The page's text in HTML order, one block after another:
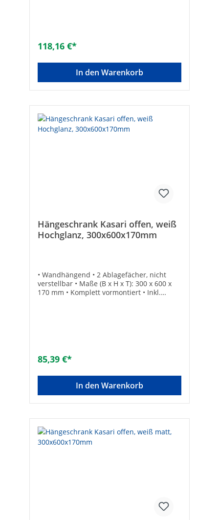
118,16 €*
In den Warenkorb
Hängeschrank Kasari offen, weiß
Hochglanz, 300x600x170mm
• Wandhängend • 2 Ablagefächer, nicht
verstellbar • Maße (B x H x T): 300 x 600 x
170 mm • Komplett vormontiert • Inkl.
85,39 €*
In den Warenkorb